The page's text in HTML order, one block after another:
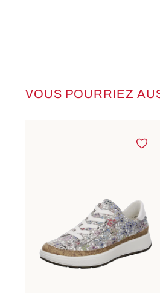
Ignorer la galerie de produits
VOUS POURRIEZ